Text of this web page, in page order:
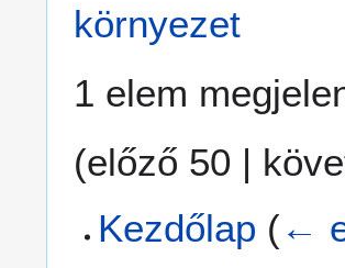
környezet
1 elem
(előző 50 |
Kezdőlap (←